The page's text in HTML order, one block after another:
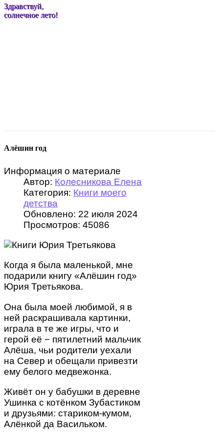
Здравствуй,
солнечное лето!
Алёшин год
Информация о материале
Автор: Колесникова Елена
Категория: Книги моего
детства
Обновлено: 22 июля 2024
Просмотров: 45086
Когда я была маленькой, мне
подарили книгу «Алёшин год»
Юрия Третьякова.
Она была моей любимой, я в
ней раскрашивала картинки,
играла в те же игры, что и
герой её − пятилетний мальчик
Алёша, чьи родители уехали
на Север и обещали привезти
ему белого медвежонка.
Живёт он у бабушки в деревне
Ушинка с котёнком Зубастиком
и друзьями: стариком-кумом,
Алёнкой да Васильком.